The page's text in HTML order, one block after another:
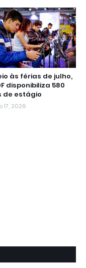
às férias de julho,
disponibiliza 580
de estágio
17, 2026